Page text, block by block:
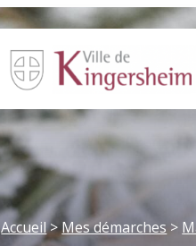
Accueil>Mes démarches >